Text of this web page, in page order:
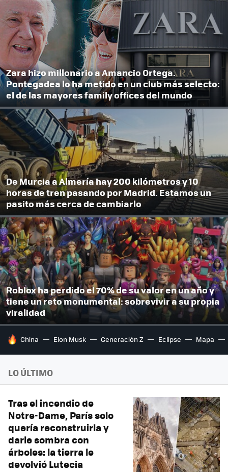
Zara hizo millonario a Amancio Ortega.
Pontegadea lo ha metido en un club más selecto:
el de las mayores family offices del mundo
De Murcia a Almería hay 200 kilómetros y 10
horas de tren pasando por Madrid. Estamos un
pasito más cerca de cambiarlo
Roblox ha perdido el 70% de su valor en un año y
tiene un reto monumental: sobrevivir a su propia
viralidad
HOY SE HABLA DE
China Elon Musk Generación Z Eclipse Mapa
LO ÚLTIMO
Tras el incendio de
Notre-Dame, París solo
quería reconstruirla y
darle sombra con
árboles: la tierra le
devolvió Lutecia